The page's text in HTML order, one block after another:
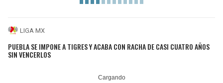
LIGA MX
PUEBLA SE IMPONE A TIGRES Y ACABA CON RACHA DE CASI CUATRO AÑOS
SIN VENCERLOS